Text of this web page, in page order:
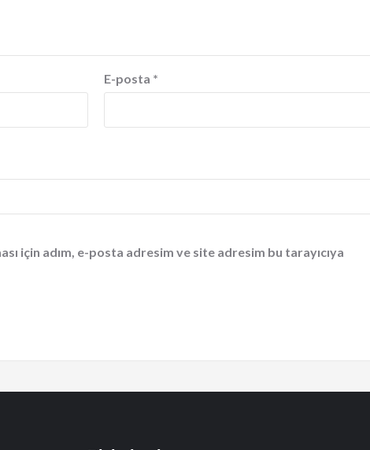
E-posta *
için adım, e-posta adresim ve site adresim bu tarayıcıya